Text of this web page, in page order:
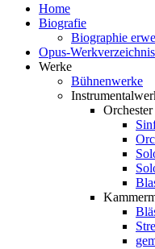
Home
Biografie
Biographie
Opus-Werkverzeichnis
Werke
Bühnenwerke
Orchester